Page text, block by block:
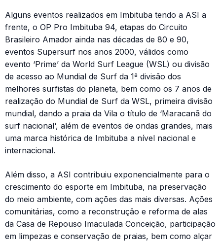
Alguns eventos realizados em Imbituba tendo a ASI a
frente, o OP Pro Imbituba 94, etapas do Circuito
Brasileiro Amador ainda nas décadas de 80 e 90,
eventos Supersurf nos anos 2000, válidos como
evento ‘Prime’ da World Surf League (WSL) ou divisão
de acesso ao Mundial de Surf da 1ª divisão dos
melhores surfistas do planeta, bem como os 7 anos de
realização do Mundial de Surf da WSL, primeira divisão
mundial, dando a praia da Vila o título de ‘Maracanã do
surf nacional‘, além de eventos de ondas grandes, mais
uma marca histórica de Imbituba a nível nacional e
internacional.
Além disso, a ASI contribuiu exponencialmente para o
crescimento do esporte em Imbituba, na preservação
do meio ambiente, com ações das mais diversas. Ações
comunitárias, como a reconstrução e reforma de alas
da Casa de Repouso Imaculada Conceição, participação
em limpezas e conservação de praias, bem como alçar